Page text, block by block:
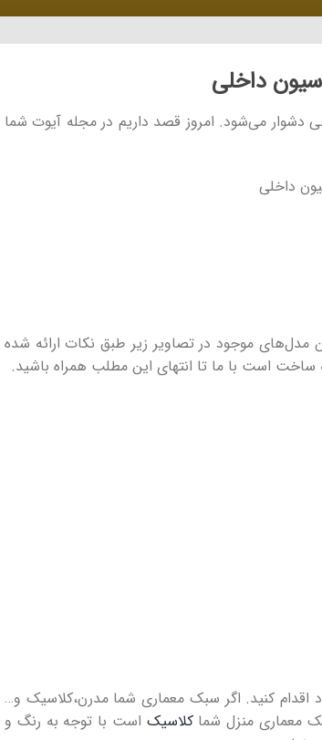
داخلی
دشوار می‌شود. امروز قصد داریم در مجله آیوت شما
1 است پیشنهاد می‌کنیم از بین مدل‌های موجود در تصاویر زیر طبق نکات ارائه شده
ساخت است با ما تا انتهای این مطلب همراه باشید.
کنید. اگر سبک معماری شما مدرن،کلاسیک و…
معماری منزل شماکلاسیک است با توجه به رنگ و